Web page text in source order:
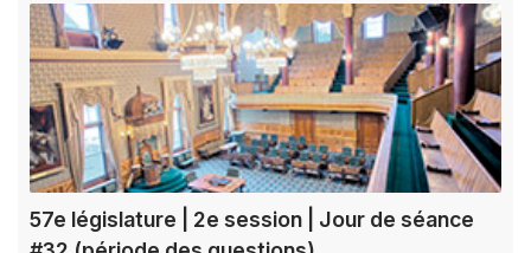
57e législature | 2e session | Jour de séance